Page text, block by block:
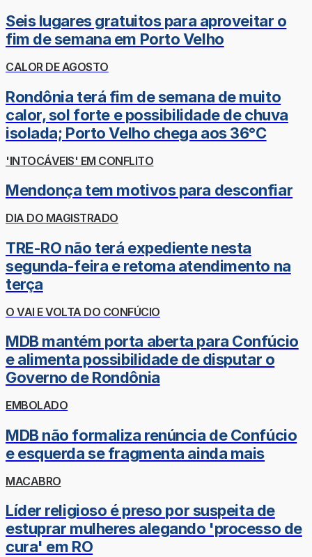
Seis lugares gratuitos para aproveitar o
fim de semana em Porto Velho
CALOR DE AGOSTO
Rondônia terá fim de semana de muito
calor, sol forte e possibilidade de chuva
isolada; Porto Velho chega aos 36°C
'INTOCÁVEIS' EM CONFLITO
Mendonça tem motivos para desconfiar
DIA DO MAGISTRADO
TRE-RO não terá expediente nesta
segunda-feira e retoma atendimento na
terça
O VAI E VOLTA DO CONFÚCIO
MDB mantém porta aberta para Confúcio
e alimenta possibilidade de disputar o
Governo de Rondônia
EMBOLADO
MDB não formaliza renúncia de Confúcio
e esquerda se fragmenta ainda mais
MACABRO
Líder religioso é preso por suspeita de
estuprar mulheres alegando 'processo de
cura' em RO